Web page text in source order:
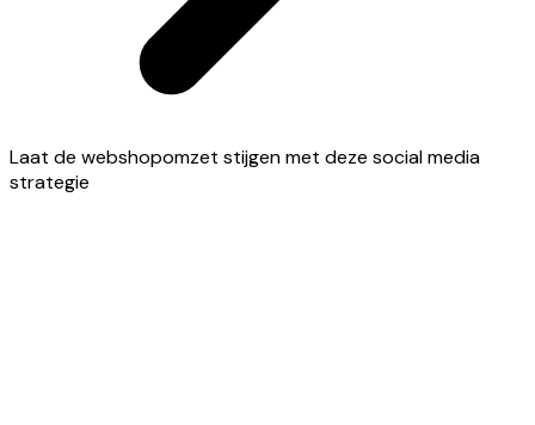
Laat de webshopomzet stijgen met deze social media
strategie